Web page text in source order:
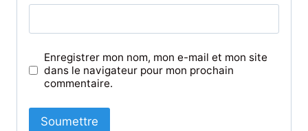
Enregistrer mon nom, mon e-mail et mon site
dans le navigateur pour mon prochain
commentaire.